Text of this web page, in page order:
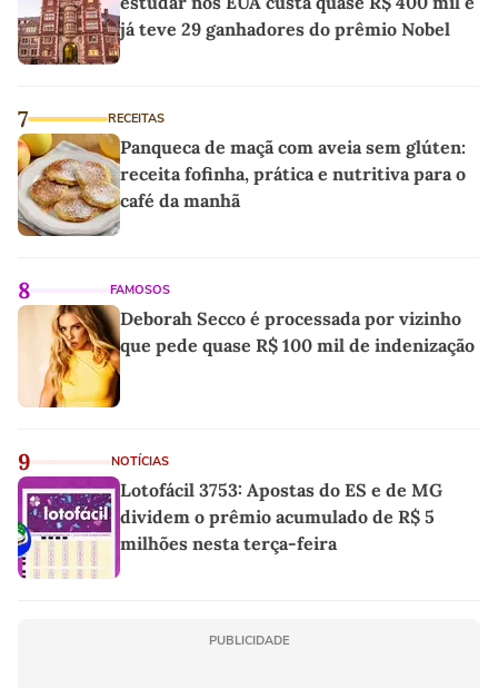
já teve 29 ganhadores do prêmio Nobel
7 RECEITAS
Panqueca de maçã com aveia sem glúten:
receita fofinha, prática e nutritiva para o
café da manhã
8 FAMOSOS
Deborah Secco é processada por vizinho
que pede quase R$ 100 mil de indenização
9 NOTÍCIAS
Lotofácil 3753: Apostas do ES e de MG
dividem o prêmio acumulado de R$ 5
milhões nesta terça-feira
PUBLICIDADE